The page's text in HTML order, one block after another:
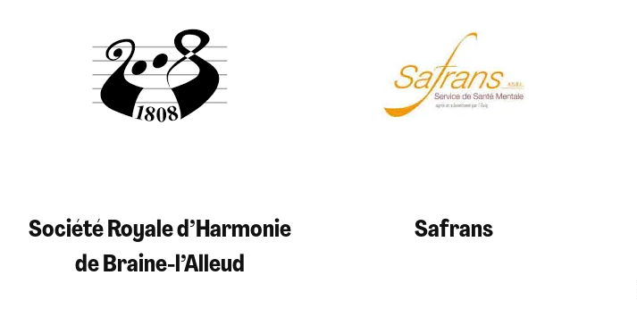
Société Royale d’Harmonie
de Braine-l’Alleud
Safrans